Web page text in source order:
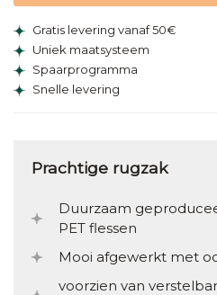
Gratis levering vanaf 50€
Uniek maatsysteem
Spaarprogramma
Snelle levering
Prachtige rugzak
Duurzaam
PET flessen
Mooi afgewerkt met
voorzien van